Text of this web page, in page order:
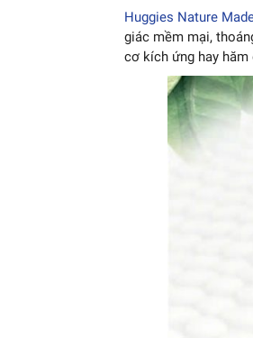
Huggies Nature
giác mềm mại,
cơ kích ứng hay hăm